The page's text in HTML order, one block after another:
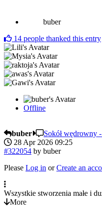
buber
14 people thanked this entry
Offline
buber
Sokół
28 Apr 2026 09:25
#322054 by buber
Please Log in orCreate an
Wszystkie stworzenia małe i
More